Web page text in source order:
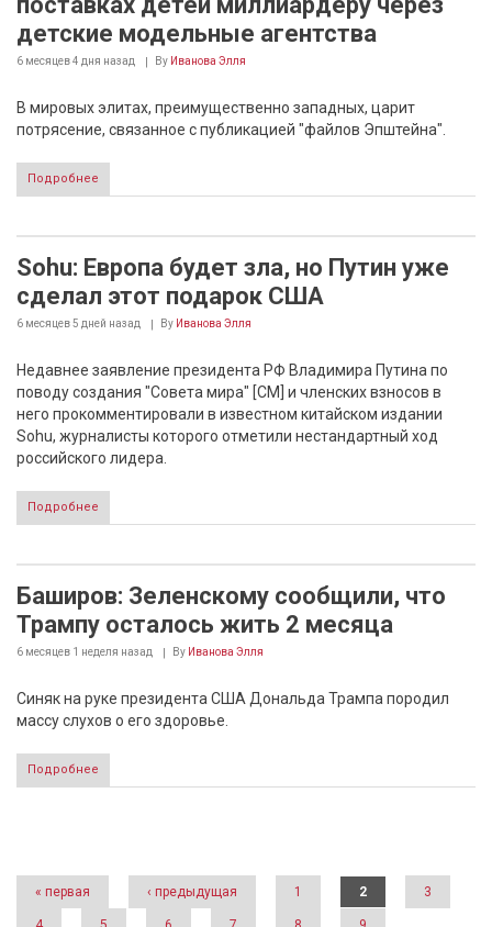
детские модельные агентства
6 месяцев 4 дня назад By Иванова Элля
В мировых элитах, преимущественно западных, царит
потрясение, связанное с публикацией "файлов Эпштейна".
Подробнее
Sohu: Европа будет зла, но Путин уже
сделал этот подарок США
6 месяцев 5 дней назад By Иванова Элля
Недавнее заявление президента РФ Владимира Путина по
поводу создания "Совета мира" [СМ] и членских взносов в
него прокомментировали в известном китайском издании
Sohu, журналисты которого отметили нестандартный ход
российского лидера.
Подробнее
Баширов: Зеленскому сообщили, что
Трампу осталось жить 2 месяца
6 месяцев 1 неделя назад By Иванова Элля
Синяк на руке президента США Дональда Трампа породил
массу слухов о его здоровье.
Подробнее
Страницы
« первая ‹ предыдущая 1 2 3